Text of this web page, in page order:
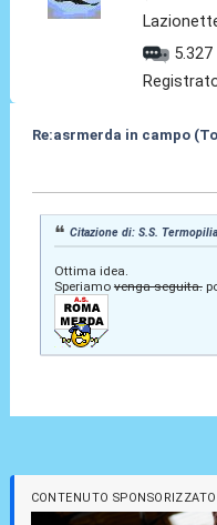
5.327
Re:asrmerda in campo
Citazione di: S.S.
Ottima idea.
Speriamo venga seguita.
CONTENUTO SPONSORIZZATO